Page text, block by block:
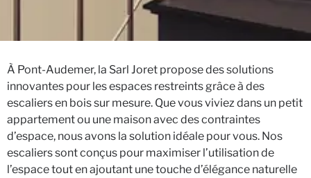
À Pont-Audemer, la Sarl Joret propose des solutions
innovantes pour les espaces restreints grâce à des
escaliers en bois sur mesure. Que vous viviez dans un petit
appartement ou une maison avec des contraintes
d’espace, nous avons la solution idéale pour vous. Nos
escaliers sont conçus pour maximiser l’utilisation de
l’espace tout en ajoutant une touche d’élégance naturelle